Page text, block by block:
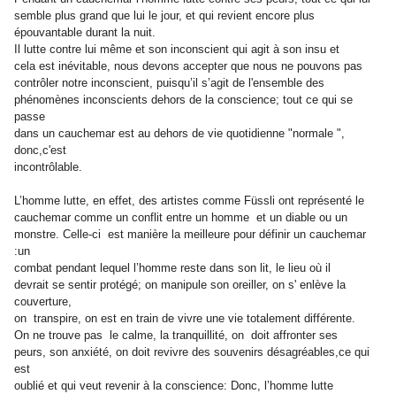
semble plus grand que lui le jour, et qui revient encore plus
épouvantable durant la nuit.
Il lutte contre lui même et son inconscient qui agit à son insu et
cela est inévitable, nous devons accepter que nous ne pouvons pas
contrôler notre inconscient, puisqu’il s’agit de l'ensemble des
phénomènes inconscients dehors de la conscience; tout ce qui se
passe
dans un cauchemar est au dehors de vie quotidienne "normale ",
donc,c'est
incontrôlable.
L’homme lutte, en effet, des artistes comme Füssli ont représenté le
cauchemar comme un conflit entre un homme et un diable ou un
monstre. Celle-ci est manière la meilleure pour définir un cauchemar
:un
combat pendant lequel l’homme reste dans son lit, le lieu où il
devrait se sentir protégé; on manipule son oreiller, on s' enlève la
couverture,
on transpire, on est en train de vivre une vie totalement différente.
On ne trouve pas le calme, la tranquillité, on doit affronter ses
peurs, son anxiété, on doit revivre des souvenirs désagréables,ce qui
est
oublié et qui veut revenir à la conscience: Donc, l’homme lutte